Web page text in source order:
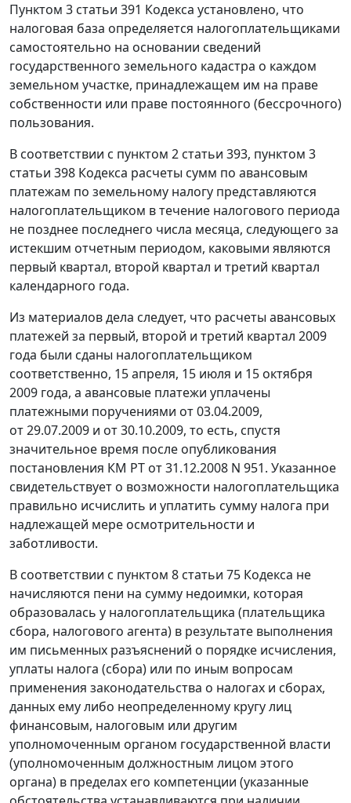
Пунктом 3 статьи 391 Кодекса установлено, что
налоговая база определяется налогоплательщиками
самостоятельно на основании сведений
государственного земельного кадастра о каждом
земельном участке, принадлежащем им на праве
собственности или праве постоянного (бессрочного)
пользования.
В соответствии с пунктом 2 статьи 393, пунктом 3
статьи 398 Кодекса расчеты сумм по авансовым
платежам по земельному налогу представляются
налогоплательщиком в течение налогового периода
не позднее последнего числа месяца, следующего за
истекшим отчетным периодом, каковыми являются
первый квартал, второй квартал и третий квартал
календарного года.
Из материалов дела следует, что расчеты авансовых
платежей за первый, второй и третий квартал 2009
года были сданы налогоплательщиком
соответственно, 15 апреля, 15 июля и 15 октября
2009 года, а авансовые платежи уплачены
платежными поручениями от 03.04.2009,
от 29.07.2009 и от 30.10.2009, то есть, спустя
значительное время после опубликования
постановления КМ РТ от 31.12.2008 N 951. Указанное
свидетельствует о возможности налогоплательщика
правильно исчислить и уплатить сумму налога при
надлежащей мере осмотрительности и
заботливости.
В соответствии с пунктом 8 статьи 75 Кодекса не
начисляются пени на сумму недоимки, которая
образовалась у налогоплательщика (плательщика
сбора, налогового агента) в результате выполнения
им письменных разъяснений о порядке исчисления,
уплаты налога (сбора) или по иным вопросам
применения законодательства о налогах и сборах,
данных ему либо неопределенному кругу лиц
финансовым, налоговым или другим
уполномоченным органом государственной власти
(уполномоченным должностным лицом этого
органа) в пределах его компетенции (указанные